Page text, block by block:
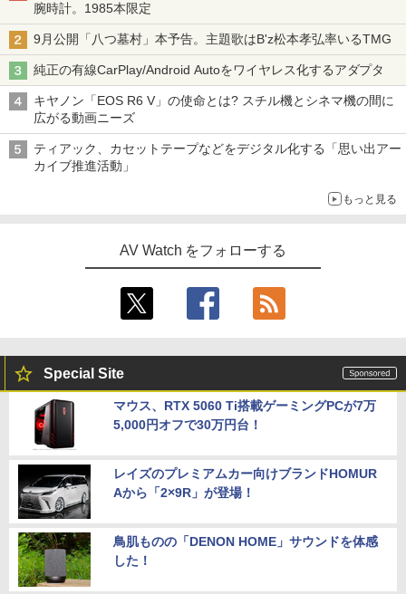
腕時計。1985本限定
9月公開「八つ墓村」本予告。主題歌はB'z松本孝弘率いるTMG
純正の有線CarPlay/Android Autoをワイヤレス化するアダプタ
キヤノン「EOS R6 V」の使命とは? スチル機とシネマ機の間に
広がる動画ニーズ
ティアック、カセットテープなどをデジタル化する「思い出アー
カイブ推進活動」
もっと見る
AV Watch をフォローする
Special Site
マウス、RTX 5060 Ti搭載ゲーミングPCが7万
5,000円オフで30万円台！
レイズのプレミアムカー向けブランドHOMUR
Aから「2×9R」が登場！
鳥肌ものの「DENON HOME」サウンドを体感
した！